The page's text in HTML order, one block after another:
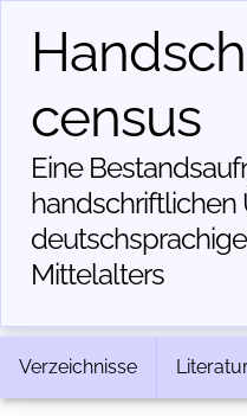
census
Eine
handschriftlichen
Mittelalters
Verzeichnisse